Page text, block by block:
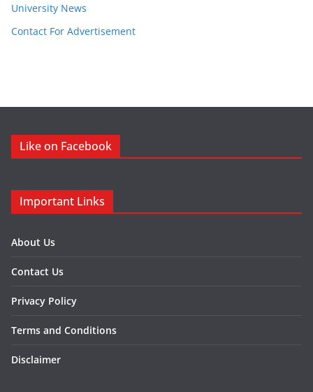
University News
Contact For Advertisement
Like on Facebook
Important Links
About Us
Contact Us
Privacy Policy
Terms and Conditions
Disclaimer